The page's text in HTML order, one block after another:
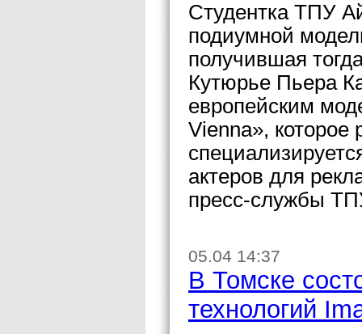
Студентка ТПУ
подиумной
получившая
Кутюрье Пьера
европейским
Vienna», которое
актеров для
пресс-службы
05.04 14:37
В Томске
технологий